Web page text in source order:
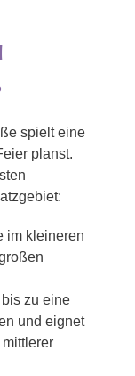
spielt eine
planst.
im kleineren
zu eine
und eignet